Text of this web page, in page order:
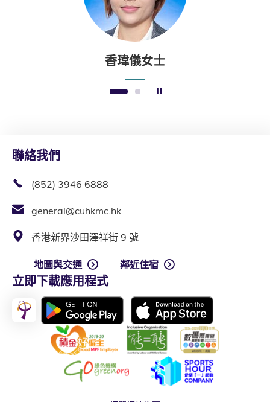
香瑋儀女士
1 2
聯絡我們
(852) 3946 6888
general@cuhkmc.hk
香港新界沙田澤祥街 9 號
地圖與交通 鄰近住宿
立即下載應用程式